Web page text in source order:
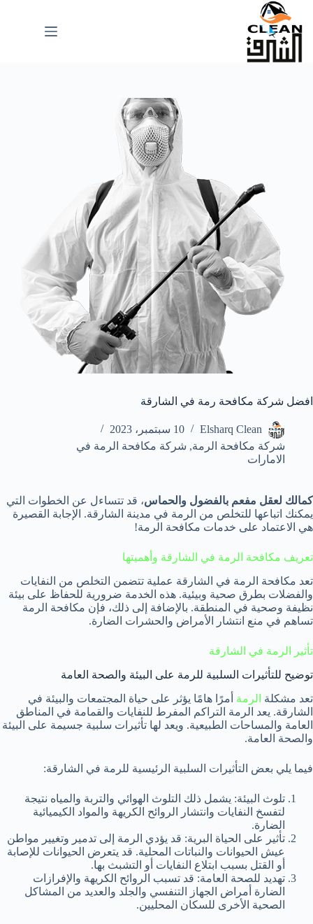
التجاوز
المحتوى
افضل شركة مكافحة رمة في الشارقة
Elsharq Clean
10 سبتمبر، 2023
شركة مكافحة الرمة, شركة مكافحة الرمة في
الامارات
كمالك لعقل مفعم بالفضول والحماس، قد تتساءل عن الخطوات التي
يمكنك اتباعها للتخلص من الرمة في مدينة الشارقة. الإجابة القصيرة
هي الاعتماد على خدمات مكافحة الرمة!
تعريف مكافحة الرمة في الشارقة وأهميتها
تعد مكافحة الرمة في الشارقة عملية تتضمن التخلص من النفايات
والفضلات بطرق صحية وبيئية. هذه الخدمة ضرورية للحفاظ على بيئة
نظيفة وصحية في المنطقة. بالإضافة إلى ذلك، فإن مكافحة الرمة
تساهم في منع انتشار الأمراض والحشرات الضارة.
تأثير الرمة في الشارقة
توضيح للتأثيرات السلبية للرمة على البيئة والصحة العامة
تعد مشكلة الرمة أمرًا هامًا يؤثر على حياة المجتمعات والبيئة في
الشارقة. يعد الرمة التراكم المفرط للنفايات والقمامة في المناطق
العامة والمساحات الطبيعية. ويعد لها تأثيرات سلبية جسيمة على البيئة
والصحة العامة.
فيما يلي بعض التأثيرات السلبية الرئيسية للرمة في الشارقة:
تلوث البيئة: يشمل ذلك التلوث الهوائي والتربة والمياه نتيجة
لتفسخ النفايات وانتشار الروائح الكريهة والمواد الكيميائية
الضارة.
تأثير على الحياة البرية: قد يؤدي الرمة إلى تدمير وتغيير مواطن
عيش الحيوانات والنباتات المحلية. قد يتعرض الحيوانات للإصابة
أو القتل بسبب ابتلاع النفايات أو التشبث بها.
تهديد للصحة العامة: قد تسبب الروائح الكريهة والإفرازات
الضارة أمراض الجهاز التنفسي والجلد والعديد من المشاكل
الصحية الأخرى للسكان المحليين.